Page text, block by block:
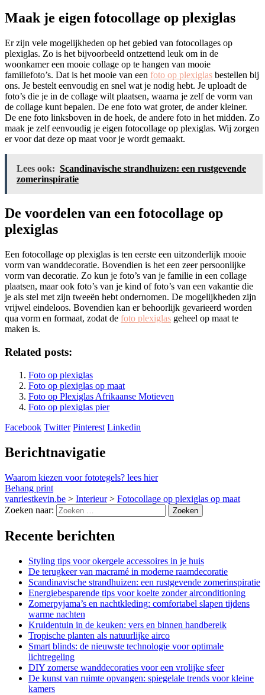
Maak je eigen fotocollage op plexiglas
Er zijn vele mogelijkheden op het gebied van fotocollages op
plexiglas. Zo is het bijvoorbeeld ontzettend leuk om in de
woonkamer een mooie collage op te hangen van mooie
familiefoto’s. Dat is het mooie van een foto op plexiglas bestellen bij
ons. Je bestelt eenvoudig en snel wat je nodig hebt. Je uploadt de
foto’s die je in de collage wilt plaatsen, waarna je zelf de vorm van
de collage kunt bepalen. De ene foto wat groter, de ander kleiner.
De ene foto linksboven in de hoek, de andere foto in het midden. Zo
maak je zelf eenvoudig je eigen fotocollage op plexiglas. Wij zorgen
er voor dat deze op maat voor je wordt gemaakt.
Lees ook: Scandinavische strandhuizen: een rustgevende
zomerinspiratie
De voordelen van een fotocollage op
plexiglas
Een fotocollage op plexiglas is ten eerste een uitzonderlijk mooie
vorm van wanddecoratie. Bovendien is het een zeer persoonlijke
vorm van decoratie. Zo kun je foto’s van je familie in een collage
plaatsen, maar ook foto’s van je kind of foto’s van een vakantie die
je als stel met zijn tweeën hebt ondernomen. De mogelijkheden zijn
vrijwel eindeloos. Bovendien kan er behoorlijk gevarieerd worden
qua vorm en formaat, zodat de foto plexiglas geheel op maat te
maken is.
Related posts:
Foto op plexiglas
Foto op plexiglas op maat
Foto op Plexiglas Afrikaanse Motieven
Foto op plexiglas pier
Facebook Twitter Pinterest Linkedin
Berichtnavigatie
Waarom kiezen voor fototegels? lees hier
Behang print
vanriestkevin.be > Interieur> Fotocollage op plexiglas op maat
Zoeken naar:
Recente berichten
Styling tips voor okergele accessoires in je huis
De terugkeer van macramé in moderne raamdecoratie
Scandinavische strandhuizen: een rustgevende zomerinspiratie
Energiebesparende tips voor koelte zonder airconditioning
Zomerpyjama’s en nachtkleding: comfortabel slapen tijdens
warme nachten
Kruidentuin in de keuken: vers en binnen handbereik
Tropische planten als natuurlijke airco
Smart blinds: de nieuwste technologie voor optimale
lichtregeling
DIY zomerse wanddecoraties voor een vrolijke sfeer
De kunst van ruimte opvangen: spiegelale trends voor kleine
kamers